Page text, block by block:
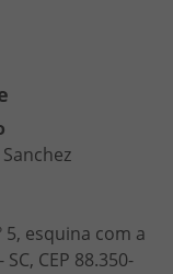
5, esquina com a
CEP 88.350-